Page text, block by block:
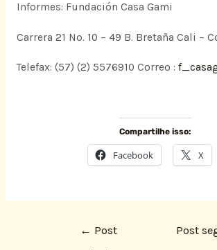
Informes: Fundación Casa Gami
Carrera 21 No. 10 – 49 B. Bretaña Cali –
Telefax: (57) (2) 5576910 Correo :
Compartilhe isso:
Facebook X
← Post
Post